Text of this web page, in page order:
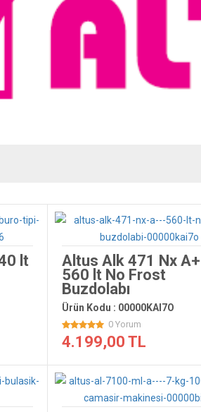
lt
Altus Alk 471 Nx
560 lt No Frost
Buzdolabı
Ürün Kodu : 00000KAI7O
0 Yorum
4.199,00 TL